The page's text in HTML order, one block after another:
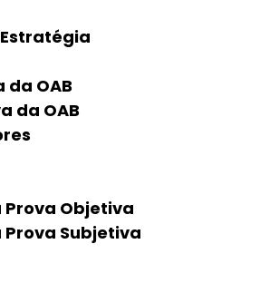
da OAB
da OAB
Prova Objetiva
Prova Subjetiva